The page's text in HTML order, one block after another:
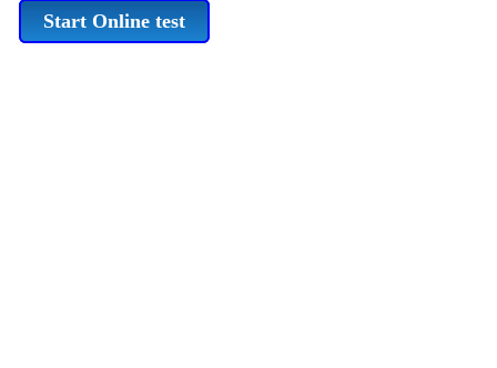
Start Online test